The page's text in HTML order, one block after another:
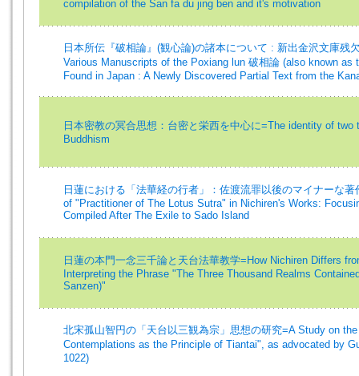
compilation of the San fa du jing ben and it's motivation
日本所伝『破相論』(観心論)の諸本について : 新出金沢文庫残
Various Manuscripts of the Poxiang lun 破相論 (also known as
Found in Japan : A Newly Discovered Partial Text from the
日本密教の冥合思想：台密と栄西を中心に=The identity of
Buddhism
日蓮における「法華経の行者」：佐渡流罪以後のマイナーな
of "Practitioner of The Lotus Sutra" in Nichiren's Works:
Compiled After The Exile to Sado Island
日蓮の本門一念三千論と天台法華教学=How Nichiren Differs
Interpreting the Phrase "The Three Thousand Realms
Sanzen)"
北宋孤山智円の「天台以三観為宗」思想の研究=A Study on
Contemplations as the Principle of Tiantai", as advocated by
1022)